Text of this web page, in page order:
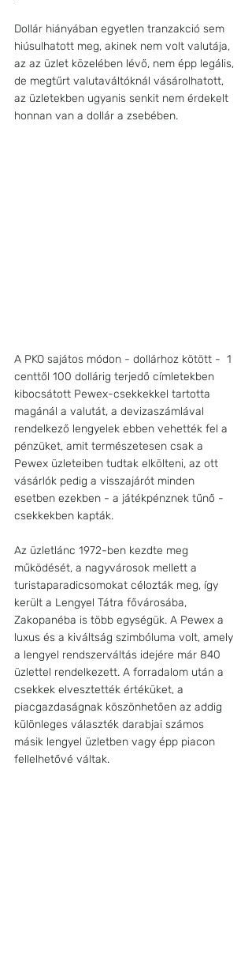
Dollár hiányában egyetlen tranzakció sem
hiúsulhatott meg, akinek nem volt valutája,
az az üzlet közelében lévő, nem épp legális,
de megtűrt valutaváltóknál vásárolhatott,
az üzletekben ugyanis senkit nem érdekelt
honnan van a dollár a zsebében.
A PKO sajátos módon - dollárhoz kötött -  1
centtől 100 dollárig terjedő címletekben
kibocsátott Pewex-csekkekkel tartotta
magánál a valutát, a devizaszámlával
rendelkező lengyelek ebben vehették fel a
pénzüket, amit természetesen csak a
Pewex üzleteiben tudtak elkölteni, az ott
vásárlók pedig a visszajárót minden
esetben ezekben - a játékpénznek tűnő -
csekkekben kapták.
Az üzletlánc 1972-ben kezdte meg
működését, a nagyvárosok mellett a
turistaparadicsomokat célozták meg, így
került a Lengyel Tátra fővárosába,
Zakopanéba is több egységük. A Pewex a
luxus és a kiváltság szimbóluma volt, amely
a lengyel rendszerváltás idejére már 840
üzlettel rendelkezett. A forradalom után a
csekkek elvesztették értéküket, a
piacgazdaságnak köszönhetően az addig
különleges választék darabjai számos
másik lengyel üzletben vagy épp piacon
fellelhetővé váltak.